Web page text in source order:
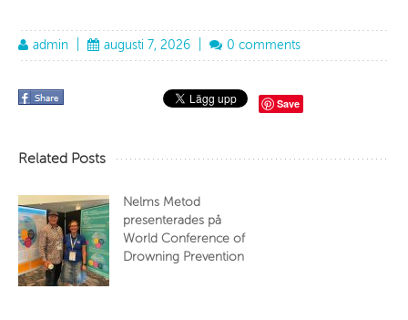
admin augusti 7, 2026 0 comments
Save
Related Posts
Nelms Metod
presenterades på
World Conference of
Drowning Prevention